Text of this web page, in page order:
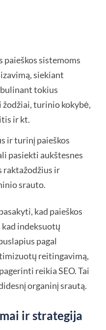
paieškos sistemoms
siekiant
tokius
turinio kokybė,
ir kt.
ir turinį paieškos
pasiekti aukštesnes
raktažodžius ir
srauto.
kad paieškos
indeksuotų
pagal
reitingavimą,
reikia SEO. Tai
organinį srautą.
ir strategija